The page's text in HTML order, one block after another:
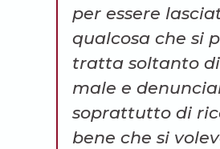
per essere
qualcosa che si
tratta soltanto
male e
soprattutto di
bene che si